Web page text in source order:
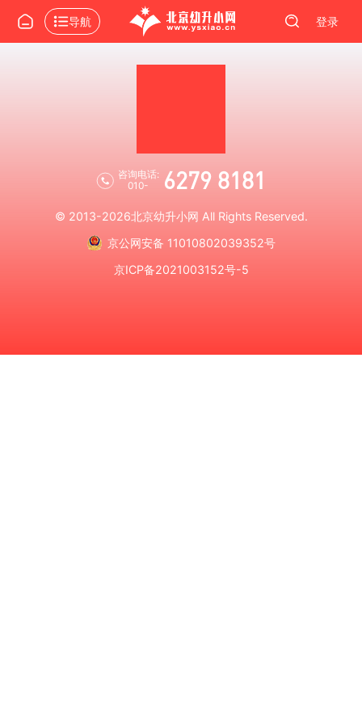
导航 登录
咨询电话:
010-
6279 8181
© 2013-2026北京幼升小网 All Rights Reserved.
京公网安备 11010802039352号
京ICP备2021003152号-5